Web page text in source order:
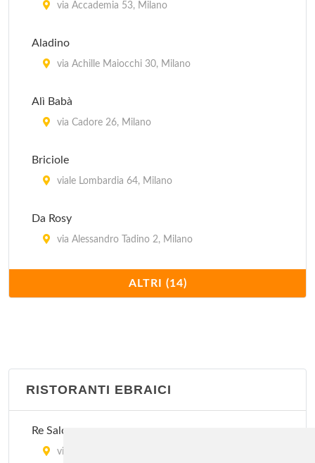
via Accademia 53, Milano
Aladino
via Achille Maiocchi 30, Milano
Alì Babà
via Cadore 26, Milano
Briciole
viale Lombardia 64, Milano
Da Rosy
via Alessandro Tadino 2, Milano
Dawali Lebanese Restaurant
via Corrado II il Salico 10, Milano
Il Moro 1
Il Moro 2
ALTRI (14)
RISTORANTI EBRAICI
Re Salomone
via Giorgio Washington 9, Milano